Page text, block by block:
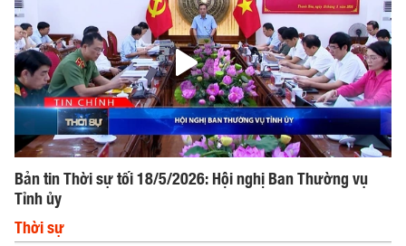
Bản tin Thời sự tối 18/5/2026: Hội nghị Ban Thường vụ
Tỉnh ủy
Thời sự